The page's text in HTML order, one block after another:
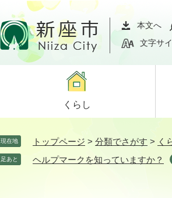
本文へ
文字サ
くらし
現在地 トップページ > 分類でさがす > く
足あと ヘルプマークを知っていますか？